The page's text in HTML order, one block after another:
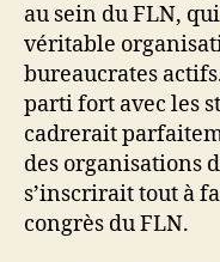
au sein du FLN,
véritable
bureaucrates
parti fort avec les
cadrerait
des organisations
s’inscrirait tout à
congrès du FLN.